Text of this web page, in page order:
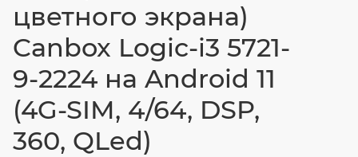
цветного экрана)
Canbox Logic-i3 5721-
9-2224 на Android 11
(4G-SIM, 4/64, DSP,
360, QLed)